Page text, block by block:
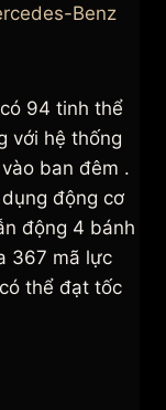
Benz
94 tinh thể
với hệ thống
ban đêm .
động cơ
động 4 bánh
367 mã lực
thể đạt tốc